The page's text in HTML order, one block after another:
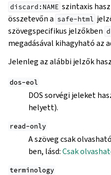
discard:NAME szintaxis
összetevőn a safe-html
szövegspecifikus jelzőkben
megadásával kihagyható az
Jelenleg az alábbi jelzők
dos-eol
DOS sorvégi jeleket
helyett).
read-only
A szöveg csak
ben, lásd:Csak
terminology